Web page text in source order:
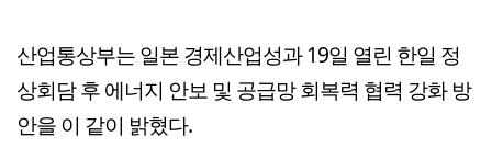
산업통상부는 일본 경제산업성과 19일 열린 한일 정
상회담 후 에너지 안보 및 공급망 회복력 협력 강화 방
안을 이 같이 밝혔다.